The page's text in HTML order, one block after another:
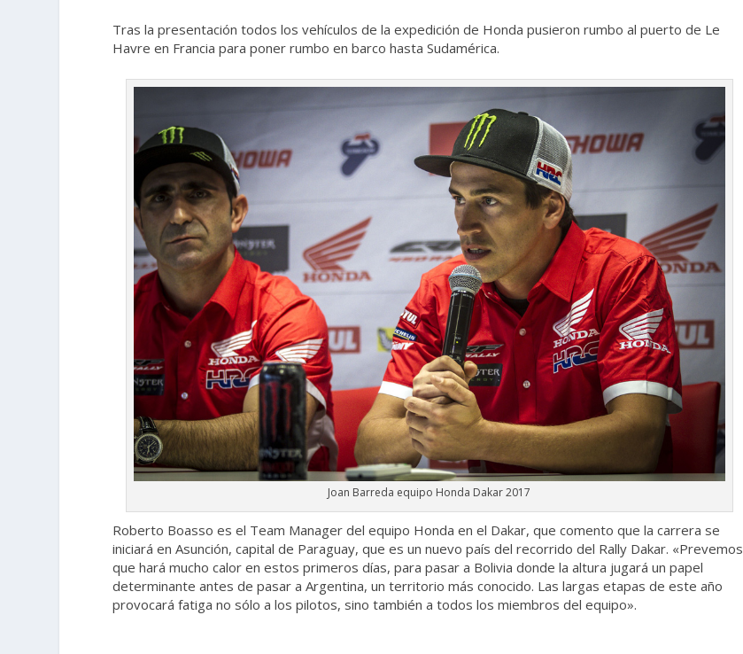
Tras la presentación todos los vehículos de la expedición de Honda pusieron rumbo al puerto de Le
Havre en Francia para poner rumbo en barco hasta Sudamérica.
Joan Barreda equipo Honda Dakar 2017
Roberto Boasso es el Team Manager del equipo Honda en el Dakar, que comento que la carrera se
iniciará en Asunción, capital de Paraguay, que es un nuevo país del recorrido del Rally Dakar. «Prevemos
que hará mucho calor en estos primeros días, para pasar a Bolivia donde la altura jugará un papel
determinante antes de pasar a Argentina, un territorio más conocido. Las largas etapas de este año
provocará fatiga no sólo a los pilotos, sino también a todos los miembros del equipo».